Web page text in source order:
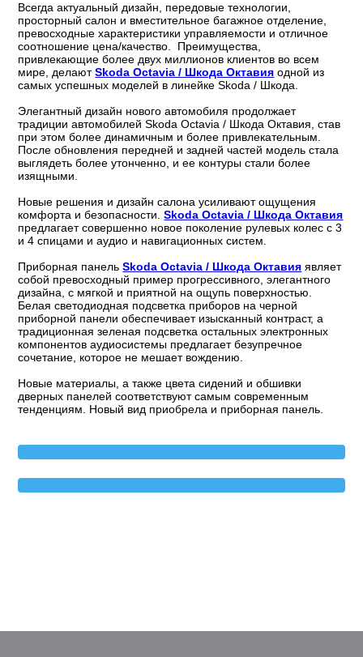
Всегда актуальный дизайн, передовые технологии,
просторный салон и вместительное багажное отделение,
превосходные характеристики управляемости и отличное
соотношение цена/качество. Преимущества,
привлекающие более двух миллионов клиентов во всем
мире, делаютSkoda Octavia / Шкода Октавия одной из
самых успешных моделей в линейке Skoda / Шкода.
Элегантный дизайн нового автомобиля продолжает
традиции автомобилей Skoda Octavia / Шкода Октавия, став
при этом более динамичным и более привлекательным.
После обновления передней и задней частей модель стала
выглядеть более утонченно, и ее контуры стали более
изящными.
Новые решения и дизайн салона усиливают ощущения
комфорта и безопасности.Skoda Octavia / Шкода Октавия
предлагает совершенно новое поколение рулевых колес с 3
и 4 спицами и аудио и навигационных систем.
Приборная панельSkoda Octavia / Шкода Октавия являет
собой превосходный пример прогрессивного, элегантного
дизайна, с мягкой и приятной на ощупь поверхностью.
Белая светодиодная подсветка приборов на черной
приборной панели обеспечивает изысканный контраст, а
традиционная зеленая подсветка остальных электронных
компонентов аудиосистемы предлагает безупречное
сочетание, которое не мешает вождению.
Новые материалы, а также цвета сидений и обшивки
дверных панелей соответствуют самым современным
тенденциям. Новый вид приобрела и приборная панель.